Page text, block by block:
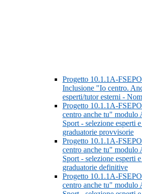
Progetto 10.1.1A-
Inclusione "Io centro.
esperti/tutor esterni -
Progetto 10.1.1A-
centro anche tu" modulo
Sport - selezione esperti
graduatorie provvisorie
Progetto 10.1.1A-
centro anche tu" modulo
Sport - selezione esperti
graduatorie definitive
Progetto 10.1.1A-
centro anche tu" modulo